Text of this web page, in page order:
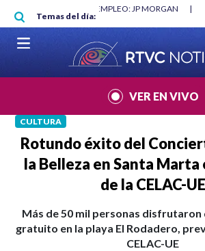
Pasar al contenido principal
Temas del día:
"HABLAR NO ES UN CRIMEN": CARTA DE
VER EN VIVO
CULTURA
Rotundo éxito del
la Belleza en Santa Marta
de la CELAC-UE
Más de 50 mil personas disfrutaron
gratuito en la playa El Rodadero,
CELAC-UE